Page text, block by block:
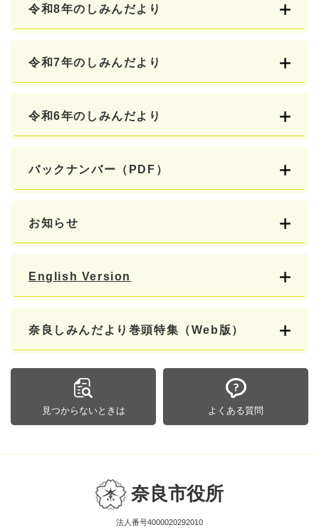
令和8年のしみんだより
令和7年のしみんだより
令和6年のしみんだより
バックナンバー（PDF）
お知らせ
English Version
奈良しみんだより巻頭特集（Web版）
見つからないときは よくある質問
奈良市役所
法人番号4000020292010